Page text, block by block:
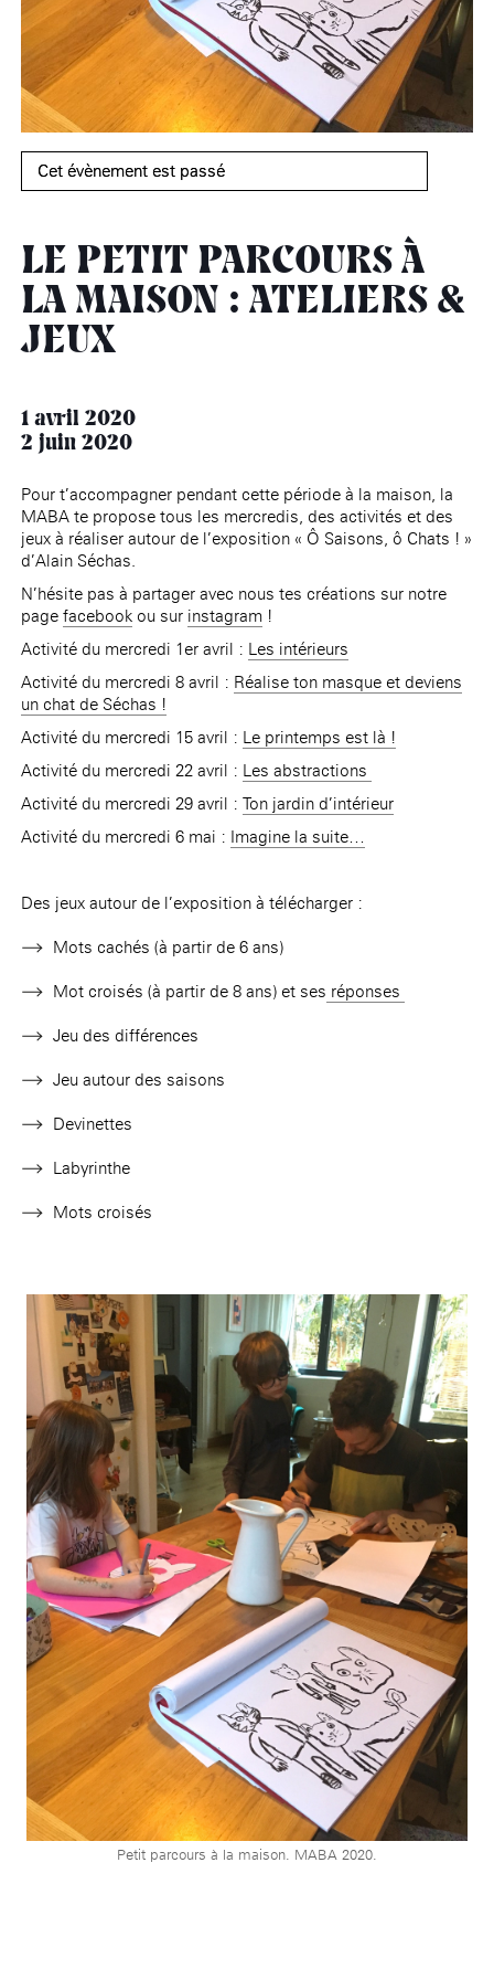
Cet évènement est passé
LE PETIT PARCOURS À
LA MAISON : ATELIERS &
JEUX
1 avril 2020
2 juin 2020
Pour t’accompagner pendant cette période à la maison, la
MABA te propose tous les mercredis, des activités et des
jeux à réaliser autour de l’exposition « Ô Saisons, ô Chats ! »
d’Alain Séchas.
N’hésite pas à partager avec nous tes créations sur notre
pagefacebook ou sur instagram !
Activité du mercredi 1er avril : Les intérieurs
Activité du mercredi 8 avril : Réalise ton masque et deviens
un chat de Séchas !
Activité du mercredi 15 avril : Le printemps est là !
Activité du mercredi 22 avril : Les abstractions
Activité du mercredi 29 avril :Ton jardin d’intérieur
Activité du mercredi 6 mai : Imagine la suite…
Des jeux autour de l’exposition à télécharger :
Mots cachés (à partir de 6 ans)
Mot croisés (à partir de 8 ans) et ses réponses
Jeu des différences
Jeu autour des saisons
Devinettes
Labyrinthe
Mots croisés
Petit parcours à la maison. MABA 2020.
âge, à laMaison nationale
des artistes(EHPAD) Accueil
Rotonde Balzac de l’Hôtel
Salomon de Rothschild
Jardin public de l’Hôtel
Salomon de Rothschild